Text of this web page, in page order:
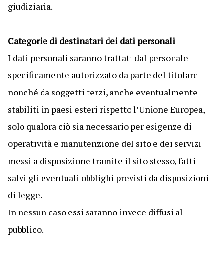
giudiziaria.
Categorie di destinatari dei dati personali
I dati personali saranno trattati dal personale
specificamente autorizzato da parte del titolare
nonché da soggetti terzi, anche eventualmente
stabiliti in paesi esteri rispetto l’Unione Europea,
solo qualora ciò sia necessario per esigenze di
operatività e manutenzione del sito e dei servizi
messi a disposizione tramite il sito stesso, fatti
salvi gli eventuali obblighi previsti da disposizioni
di legge.
In nessun caso essi saranno invece diffusi al
pubblico.